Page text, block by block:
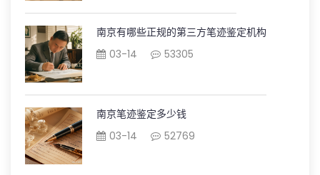
南京有哪些正规的第三方笔迹鉴定机构
03-14
53305
南京笔迹鉴定多少钱
03-14
52769